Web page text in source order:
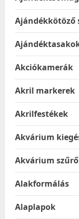
Ajándékkötöző
Akciókamerák
Akril markerek
Akrilfestékek
Akvárium
Akvárium
Alakformálás
Alaplapok